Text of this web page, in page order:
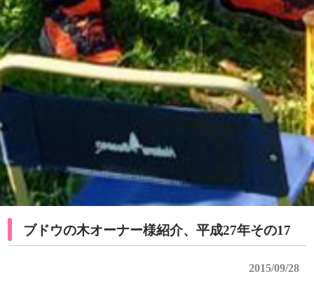
ブドウの木オーナー様紹介、平成27年その17
2015/09/28